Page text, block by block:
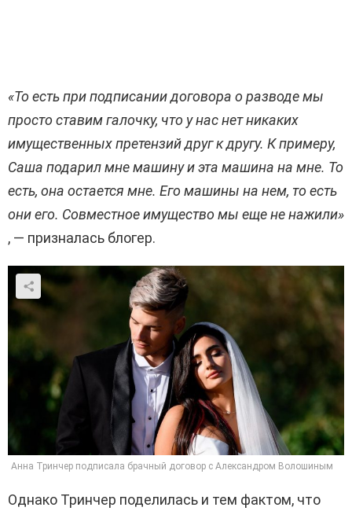
«То есть при подписании договора о разводе мы
просто ставим галочку, что у нас нет никаких
имущественных претензий друг к другу. К примеру,
Саша подарил мне машину и эта машина на мне. То
есть, она остается мне. Его машины на нем, то есть
они его. Совместное имущество мы еще не нажили»
, — призналась блогер.
Анна Тринчер подписала брачный договор с Александром Волошиным
Однако Тринчер поделилась и тем фактом, что